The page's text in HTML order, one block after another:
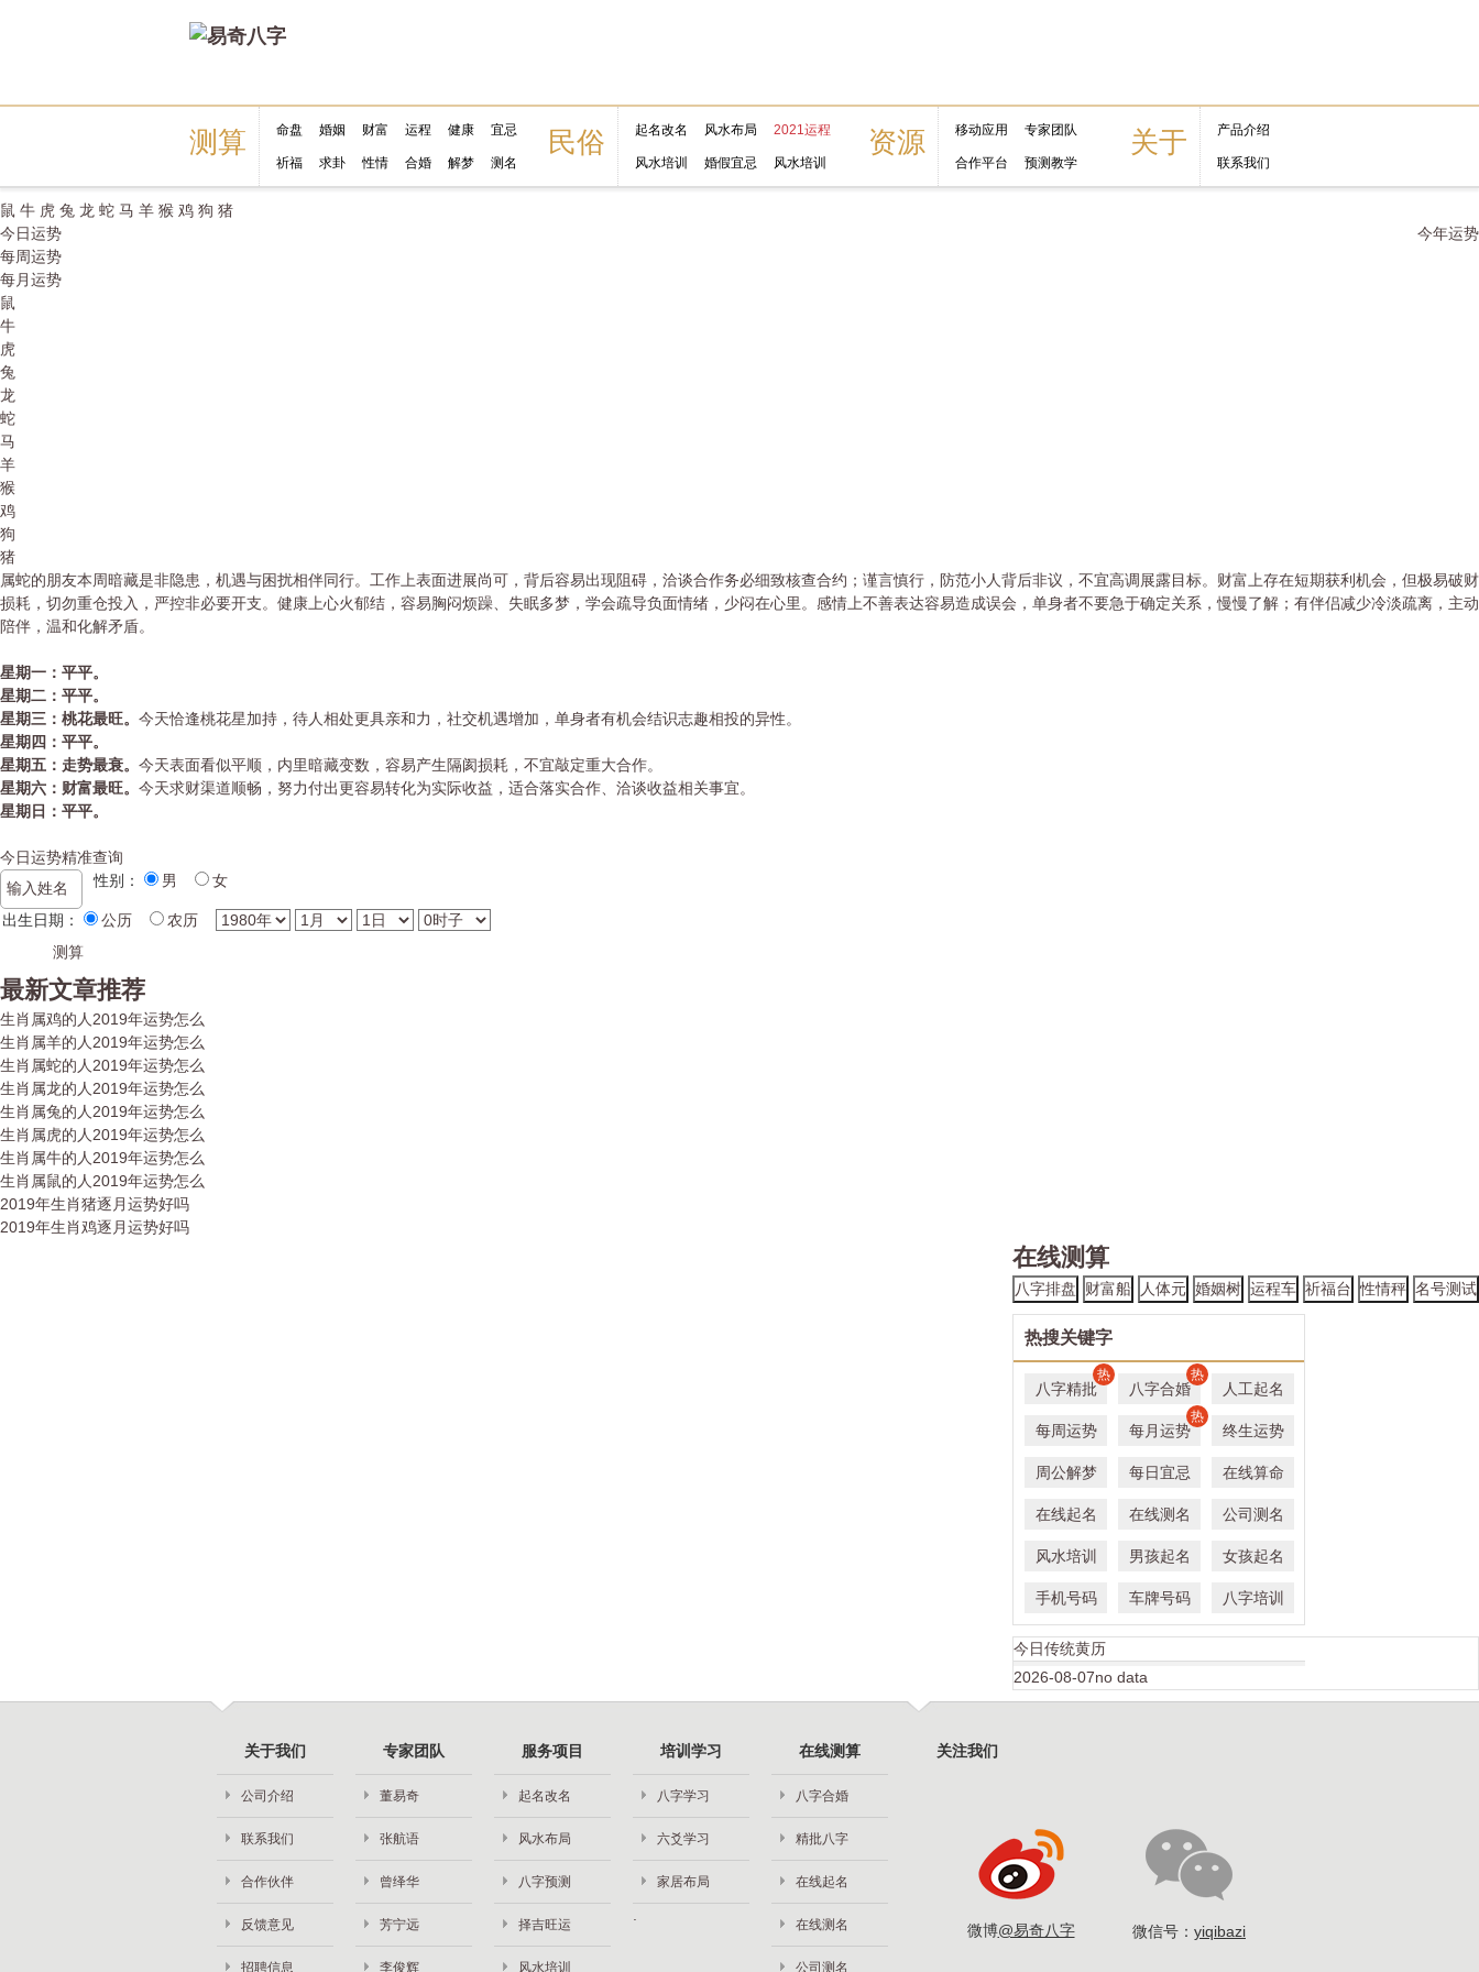
测算 命盘 婚姻 财富 运程 健康 宜忌
祈福 求卦 性情 合婚 解梦 测名
民俗 起名改名 风水布局 2021运程
风水培训 婚假宜忌 风水培训
资源 移动应用 专家团队
合作平台 预测教学
关于 产品介绍
联系我们
鼠 牛 虎 兔 龙 蛇 马 羊 猴 鸡 狗 猪
今日运势
每周运势
每月运势
今年运势
鼠
牛
虎
兔
龙
蛇
马
羊
猴
鸡
狗
猪
属蛇的朋友本周暗藏是非隐患，机遇与困扰相伴同行。工作上表面进展尚可，背后容易出现阻碍，洽谈合作务必细致核查合约；谨言慎行，防范小人背后非议，不宜高调展露目标。财富上存在短期获利机会，但极易破财
损耗，切勿重仓投入，严控非必要开支。健康上心火郁结，容易胸闷烦躁、失眠多梦，学会疏导负面情绪，少闷在心里。感情上不善表达容易造成误会，单身者不要急于确定关系，慢慢了解；有伴侣减少冷淡疏离，主动
陪伴，温和化解矛盾。
星期一：平平。
星期二：平平。
星期三：桃花最旺。 今天恰逢桃花星加持，待人相处更具亲和力，社交机遇增加，单身者有机会结识志趣相投的异性。
星期四：平平。
星期五：走势最衰。 今天表面看似平顺，内里暗藏变数，容易产生隔阂损耗，不宜敲定重大合作。
星期六：财富最旺。 今天求财渠道顺畅，努力付出更容易转化为实际收益，适合落实合作、洽谈收益相关事宜。
星期日：平平。
今日运势精准查询
性别：
男 女
出生日期： 公历 农历
最新文章推荐
生肖属鸡的人2019年运势怎么
生肖属羊的人2019年运势怎么
生肖属蛇的人2019年运势怎么
生肖属龙的人2019年运势怎么
生肖属兔的人2019年运势怎么
生肖属虎的人2019年运势怎么
生肖属牛的人2019年运势怎么
生肖属鼠的人2019年运势怎么
2019年生肖猪逐月运势好吗
2019年生肖鸡逐月运势好吗
在线测算
八字排盘 财富船 人体元 婚姻树 运程车 祈福台 性情秤 名号测试
热搜关键字
八字精批
热
八字合婚
热
人工起名
每周运势 每月运势
热
终生运势
周公解梦 每日宜忌 在线算命
在线起名 在线测名 公司测名
风水培训 男孩起名 女孩起名
手机号码 车牌号码 八字培训
今日传统黄历
2026-08-07no data
关于我们
公司介绍
联系我们
合作伙伴
反馈意见
招聘信息
专家团队
董易奇
张航语
曾绎华
芳宁远
李俊辉
服务项目
起名改名
风水布局
八字预测
择吉旺运
风水培训
培训学习
八字学习
六爻学习
家居布局
在线测算
八字合婚
精批八字
在线起名
在线测名
公司测名
关注我们
微博@易奇八字 微信号： yiqibazi